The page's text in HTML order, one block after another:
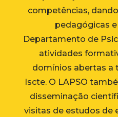
competências,
pedagógicas
Departamento de
atividades
domínios abertas a
Iscte. O LAPSO
disseminação
visitas de estudos de